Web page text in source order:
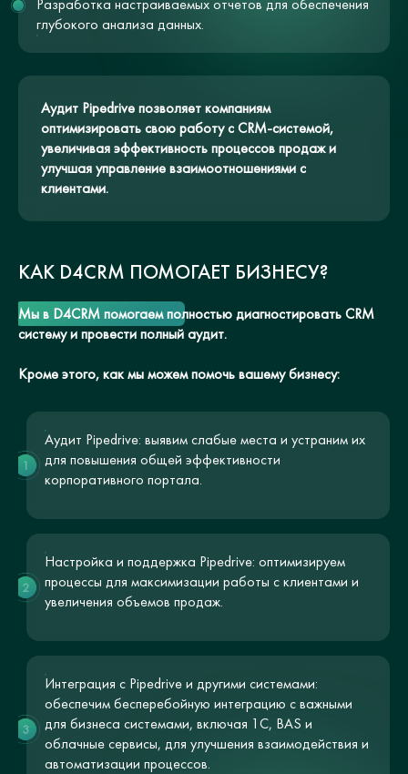
глубокого анализа данных.
Аудит Pipedrive позволяет компаниям
оптимизировать свою работу с CRM-системой,
увеличивая эффективность процессов продаж и
улучшая управление взаимоотношениями с
клиентами.
КАК D4CRM ПОМОГАЕТ БИЗНЕСУ?
Мы в D4CRM помогаем полностью диагностировать CRM
систему и провести полный аудит.
Кроме этого, как мы можем помочь вашему бизнесу:
Аудит Pipedrive: выявим слабые места и устраним их
для повышения общей эффективности
корпоративного портала.
1
Настройка и поддержка Pipedrive: оптимизируем
процессы для максимизации работы с клиентами и
увеличения объемов продаж.
2
Интеграция с Pipedrive и другими системами:
обеспечим бесперебойную интеграцию с важными
для бизнеса системами, включая 1С, BAS и
облачные сервисы, для улучшения взаимодействия и
автоматизации процессов.
3